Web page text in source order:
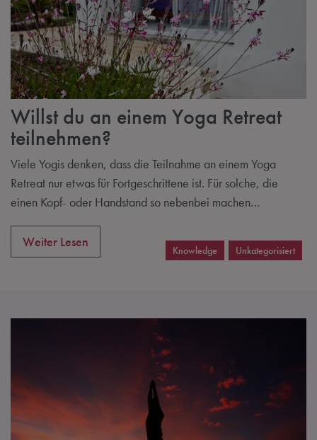
Willst du an einem Yoga Retreat
teilnehmen?
Viele Yogis denken, dass die Teilnahme an einem Yoga
Retreat nur etwas für Fortgeschrittene ist. Für solche, die
einen Kopf- oder Handstand so nebenbei machen…
Weiter Lesen
Knowledge Unkategorisiert